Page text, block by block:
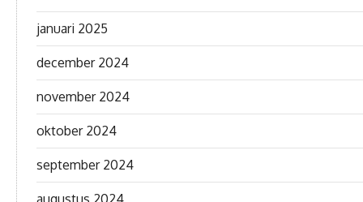
januari 2025
december 2024
november 2024
oktober 2024
september 2024